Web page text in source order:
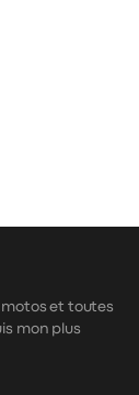
motos et toutes
mon plus